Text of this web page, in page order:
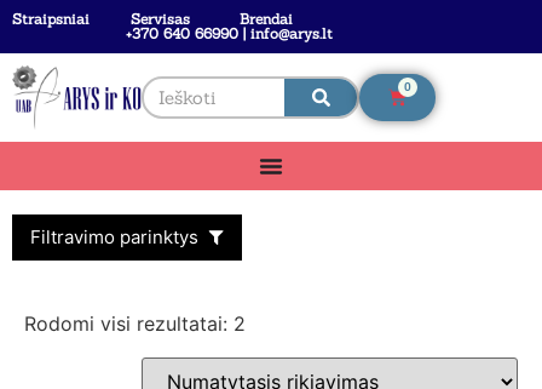
Straipsniai Servisas
Brendai
+370 640 66990 | info@arys.lt
0
Filtravimo parinktys
Rodomi visi rezultatai: 2